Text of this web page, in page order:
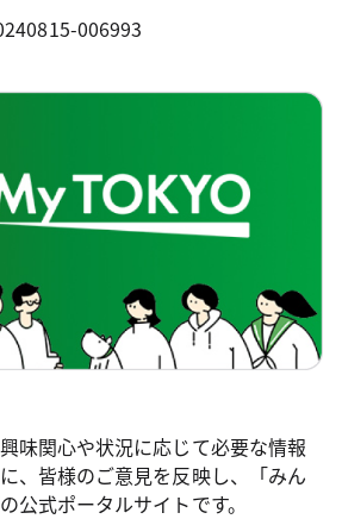
006993
味関心や状況に応じて必要な情報
、皆様のご意見を反映し、「みん
公式ポータルサイトです。